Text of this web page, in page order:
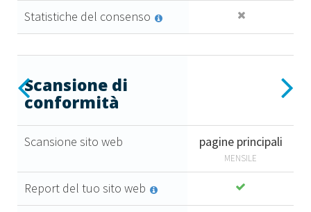
Statistiche del consenso
Essential
Caratteristiche
premium
6,99 €
al mese + IVA
Scansione di
conformità
Scansione sito web pagine principali
MENSILE
Report del tuo sito web